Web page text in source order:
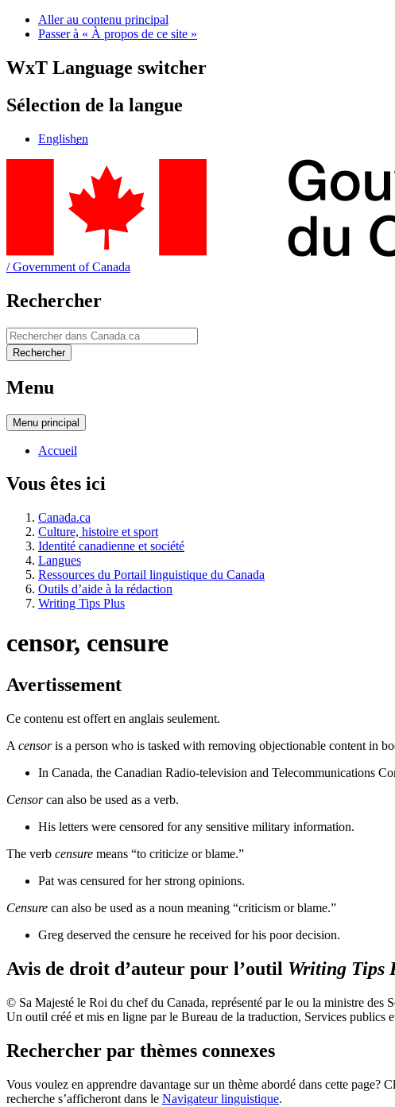
Aller au contenu principal
Passer à « À propos de ce site »
WxT Language switcher
Sélection de la langue
Englishen
/Government of Canada
Rechercher
Rechercher
Rechercher
Menu
Menu principal
Accueil
Vous êtes ici
Canada.ca
Culture, histoire et sport
Identité canadienne et société
Langues
Ressources du Portail linguistique du Canada
Outils d’aide à la rédaction
Writing Tips Plus
censor, censure
Avertissement
Ce contenu est offert en anglais seulement.
A censoris a person who is tasked with removing objectionable content in
In Canada, the Canadian Radio-television and Telecommunications
Censorcan also be used as a verb.
His letters were censored for any sensitive military information.
The verb censure means “to criticize or blame.”
Pat was censured for her strong opinions.
Censure can also be used as a noun meaning “criticism or blame.”
Greg deserved the censure he received for his poor decision.
Avis de droit d’auteur pour l’outil Writing Tips
© Sa Majesté le Roi du chef du Canada, représenté par le ou la ministre des
Un outil créé et mis en ligne par le Bureau de la traduction, Services publics
Rechercher par thèmes connexes
Vous voulez en apprendre davantage sur un thème abordé dans cette
recherche s’afficheront dans le Navigateur linguistique.